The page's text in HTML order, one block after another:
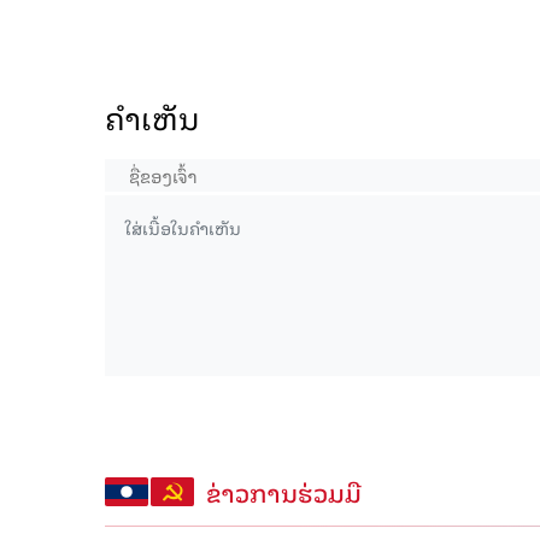
ຄໍາເຫັນ
ຂ່າວການຮ່ວມມື